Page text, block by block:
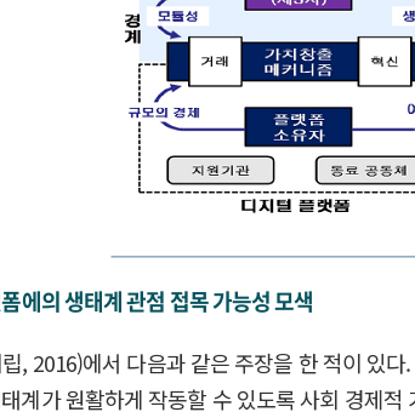
에의 생태계 관점 접목 가능성 모색
, 2016)에서 다음과 같은 주장을 한 적이 있
계가 원활하게 작동할 수 있도록 사회 경제